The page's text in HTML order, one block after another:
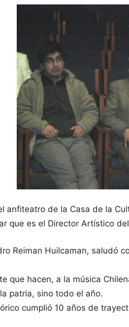
anfiteatro de la Casa de la
que es el Director Artístico
Reiman Huilcaman, saludó
que hacen, a la música
patria, sino todo el año.
cumplió 10 años de